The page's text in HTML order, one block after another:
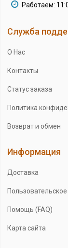
Работаем:
Служба
О Нас
Контакты
Статус заказа
Политика
Возврат и обмен
Информация
Доставка
Помощь (FAQ)
Карта сайта